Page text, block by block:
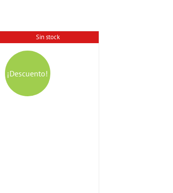
Sin stock
¡Descuento!